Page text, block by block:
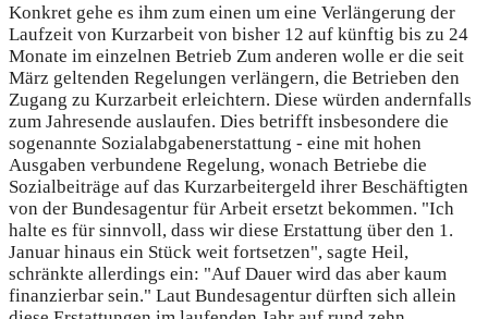
Konkret gehe es ihm zum einen um eine Verlängerung der
Laufzeit von Kurzarbeit von bisher 12 auf künftig bis zu 24
Monate im einzelnen Betrieb Zum anderen wolle er die seit
März geltenden Regelungen verlängern, die Betrieben den
Zugang zu Kurzarbeit erleichtern. Diese würden andernfalls
zum Jahresende auslaufen. Dies betrifft insbesondere die
sogenannte Sozialabgabenerstattung - eine mit hohen
Ausgaben verbundene Regelung, wonach Betriebe die
Sozialbeiträge auf das Kurzarbeitergeld ihrer Beschäftigten
von der Bundesagentur für Arbeit ersetzt bekommen. "Ich
halte es für sinnvoll, dass wir diese Erstattung über den 1.
Januar hinaus ein Stück weit fortsetzen", sagte Heil,
schränkte allerdings ein: "Auf Dauer wird das aber kaum
finanzierbar sein." Laut Bundesagentur dürften sich allein